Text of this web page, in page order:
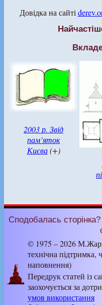
Довідка на сайті
2003 р. Звід
пам’яток
Києва(+)
Сподобалась сторінка?
© 1975 – 2026
технічна підтримка,
наповнення)
Передрук статей із
заохочується за
умов використання